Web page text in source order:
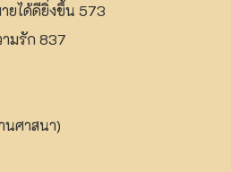
ยได้ดียิ่งขึ้น 573
มรัก 837
ศาสนา)